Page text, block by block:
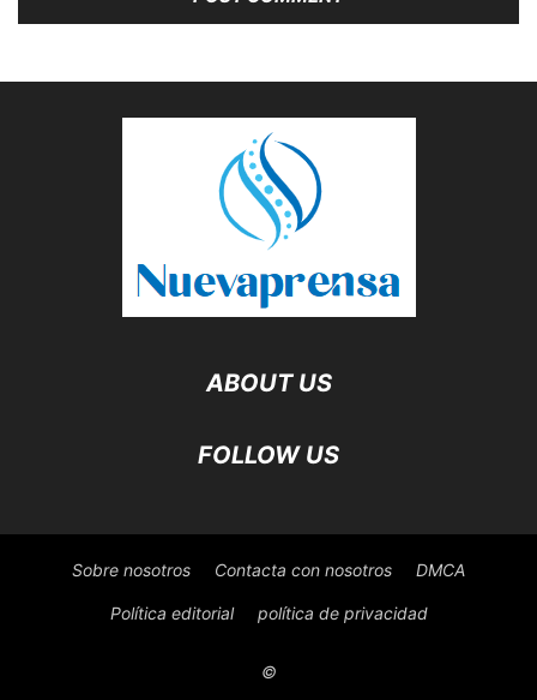
ABOUT US
FOLLOW US
Sobre nosotros Contacta con nosotros DMCA
Política editorial política de privacidad
©